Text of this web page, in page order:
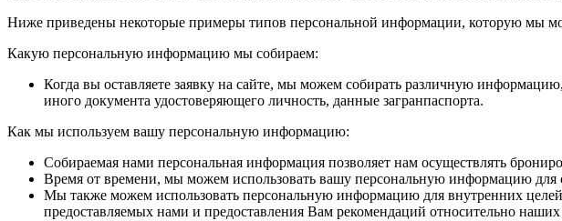
Ниже приведены некоторые примеры типов персональной информации, которую мы
Какую персональную информацию мы собираем:
Когда вы оставляете заявку на сайте, мы можем собирать различную
иного документа удостоверяющего личность, данные загранпаспорта.
Как мы используем вашу персональную информацию:
Собираемая нами персональная информация позволяет нам осуществлять
Время от времени, мы можем использовать вашу персональную информацию
Мы также можем использовать персональную информацию для внутренних
предоставляемых нами и предоставления Вам рекомендаций относительно наших